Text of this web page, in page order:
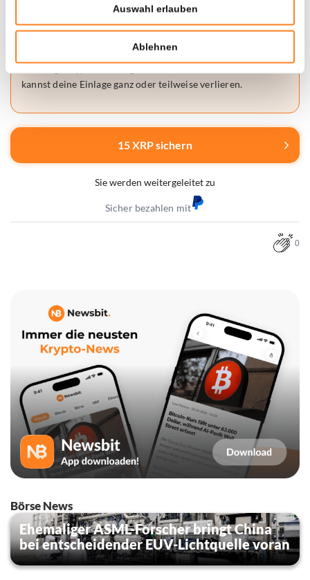
Auswahl erlauben
Ablehnen
kannst deine Einlage ganz oder teilweise verlieren.
15 XRP sichern
Sie werden weitergeleitet zu
Sicher bezahlen mit
0
Börse News
Ehemaliger ASML-Forscher bringt China
bei entscheidender EUV-Lichtquelle voran